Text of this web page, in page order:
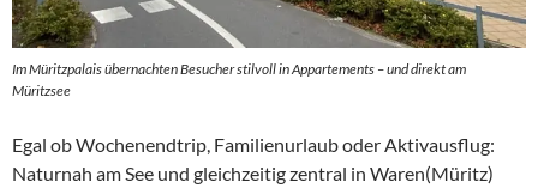
Im Müritzpalais übernachten Besucher stilvoll in Appartements – und direkt am
Müritzsee
Egal ob Wochenendtrip, Familienurlaub oder Aktivausflug:
Naturnah am See und gleichzeitig zentral in Waren(Müritz)